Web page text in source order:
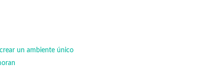
un ambiente único